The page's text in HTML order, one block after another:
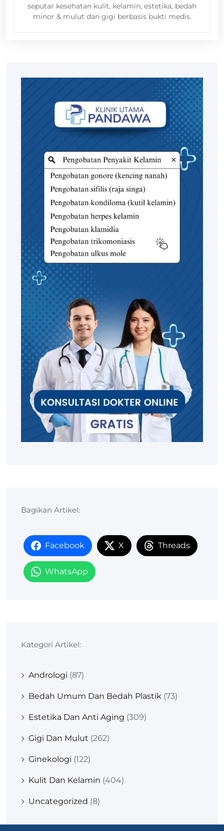
seputar kesehatan kulit, kelamin, estetika, bedah
minor & mulut dan gigi berbasis bukti medis.
Bagikan Artikel:
Facebook X Threads
WhatsApp
Kategori Artikel:
Andrologi (87)
Bedah Umum Dan Bedah Plastik (73)
Estetika Dan Anti Aging (309)
Gigi Dan Mulut (262)
Ginekologi (122)
Kulit Dan Kelamin (404)
Uncategorized (8)